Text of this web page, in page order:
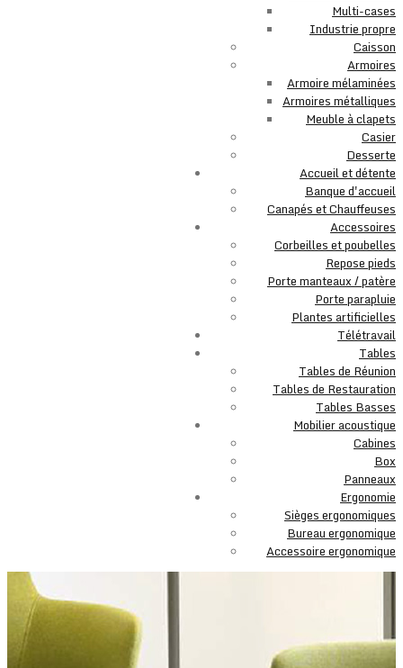
Multi-cases
Industrie propre
Caisson
Armoires
Armoire mélaminées
Armoires métalliques
Meuble à clapets
Casier
Desserte
Accueil et détente
Banque d'accueil
Canapés et Chauffeuses
Accessoires
Corbeilles et poubelles
Repose pieds
Porte manteaux / patère
Porte parapluie
Plantes artificielles
Télétravail
Tables
Tables de Réunion
Tables de Restauration
Tables Basses
Mobilier acoustique
Cabines
Box
Panneaux
Ergonomie
Sièges ergonomiques
Bureau ergonomique
Accessoire ergonomique